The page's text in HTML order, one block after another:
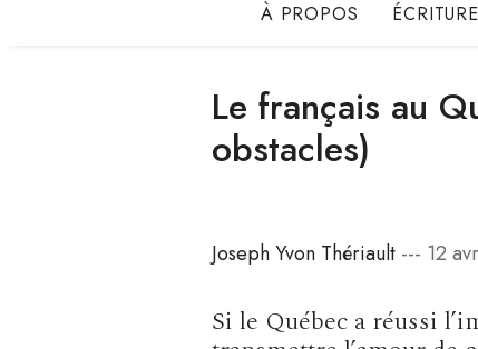
À PROPOS
Le français au
obstacles)
Joseph Yvon Thériault --- 12
Si le Québec a réussi